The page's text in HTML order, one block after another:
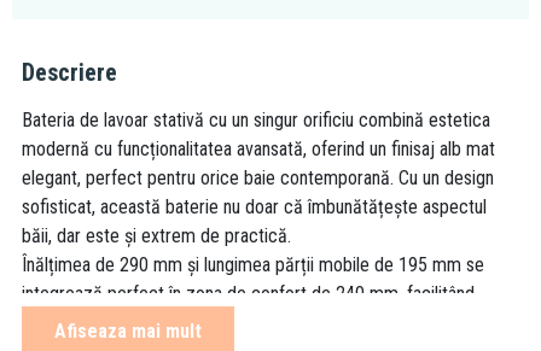
Descriere
Bateria de lavoar stativă cu un singur orificiu combină estetica
modernă cu funcționalitatea avansată, oferind un finisaj alb mat
elegant, perfect pentru orice baie contemporană. Cu un design
sofisticat, această baterie nu doar că îmbunătățește aspectul
băii, dar este și extrem de practică.
Înălțimea de 290 mm și lungimea părții mobile de 195 mm se
integrează perfect în zona de confort de 240 mm, facilitând
utilizarea eficientă a apei. Beneficiind de un sistem de montare
Afiseaza mai mult